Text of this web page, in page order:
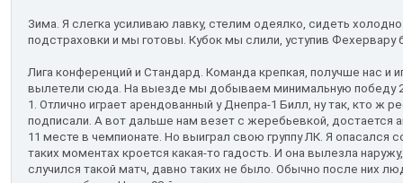
Зима. Я слегка усиливаю лавку, стелим одеялко, сидеть
подстраховки и мы готовы. Кубок мы слили, уступив Фехервару
Лига конференций и Стандард. Команда крепкая, получше нас и
вылетели сюда. На выезде мы добываем минимальную победу
1. Отлично играет арендованный у Днепра-1 Билл, ну так, кто ж
подписали. А вот дальше нам везет с жеребьевкой, достается
11 месте в чемпионате. Но выиграл свою группу ЛК. Я опасался
таких моментах кроется какая-то гадость. И она вылезла
случился такой матч, давно таких не было. Обычно после них